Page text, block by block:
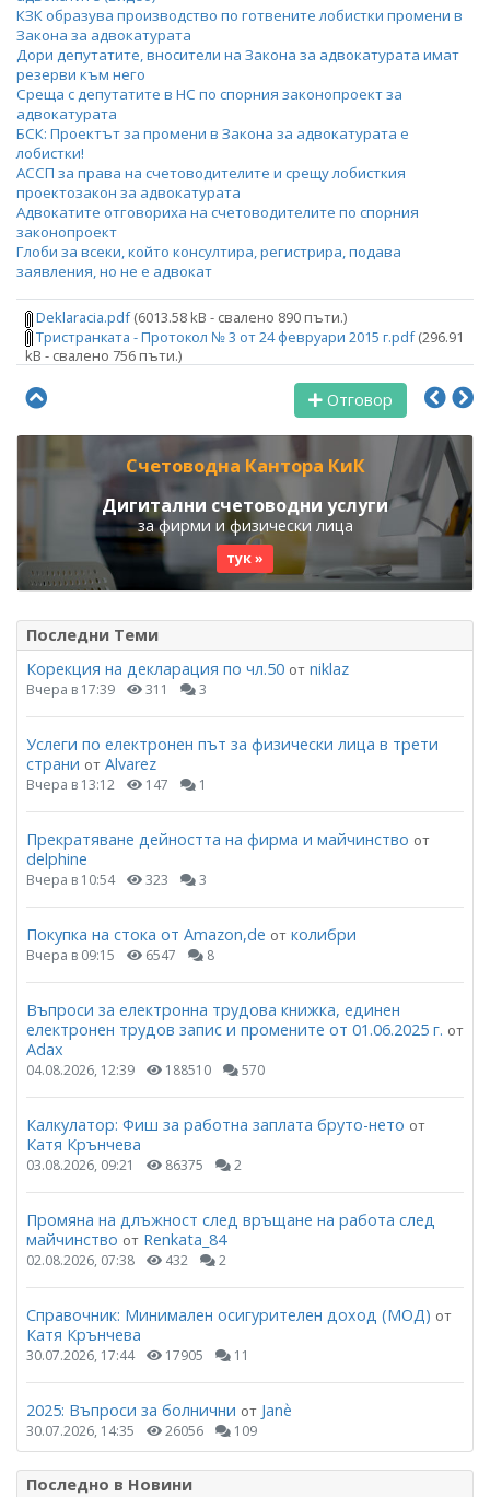
КЗК образува производство по готвените лобистки промeни в
Закона за адвокатурата
Дори депутатите, вносители на Закона за адвокатурата имат
резерви към него
Среща с депутатите в НС по спорния законопроект за
адвокатурата
БСК: Проектът за промени в Закона за адвокатурата е
лобистки!
АССП за права на счетоводителите и срещу лобисткия
проектозакон за адвокатурата
Адвокатите отговориха на счетоводителите по спорния
законопроект
Глоби за всеки, който консултира, регистрира, подава
заявления, но не е адвокат
Deklaracia.pdf(6013.58 kB - свалено 890 пъти.)
Тристранката - Протокол № 3 от 24 февруари 2015 г.pdf(296.91
kB - свалено 756 пъти.)
Отговор
Счетоводна Кантора КиК
Дигитални счетоводни услуги
за фирми и физически лица
тук »
Последни Теми
Корекция на декларация по чл.50 от niklaz
Вчера в 17:39 311 3
Услеги по електронен път за физически лица в трети
страни от Alvarez
Вчера в 13:12 147 1
Прекратяване дейността на фирма и майчинство от
delphine
Вчера в 10:54 323 3
Покупка на стока от Amazon,de от колибри
Вчера в 09:15 6547 8
Въпроси за електронна трудова книжка, единен
електронен трудов запис и промените от 01.06.2025 г. от
Adax
04.08.2026, 12:39 188510 570
Калкулатор: Фиш за работна заплата бруто-нето от
Катя Крънчева
03.08.2026, 09:21 86375 2
Промяна на длъжност след връщане на работа след
майчинство от Renkata_84
02.08.2026, 07:38 432 2
Справочник: Минимален осигурителен доход (МОД) от
Катя Крънчева
30.07.2026, 17:44 17905 11
2025: Въпроси за болнични от Janѐ
30.07.2026, 14:35 26056 109
Последно в Новини